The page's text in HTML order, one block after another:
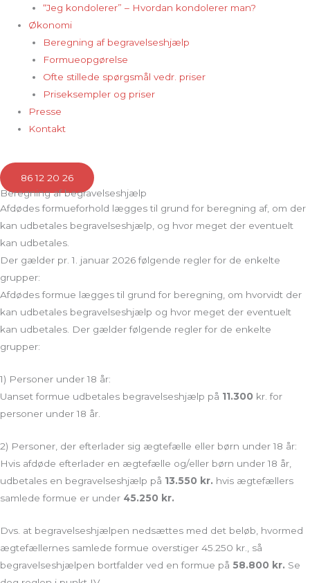
“Jeg kondolerer” – Hvordan kondolerer man?
Økonomi
Beregning af begravelseshjælp
Formueopgørelse
Ofte stillede spørgsmål vedr. priser
Priseksempler og priser
Presse
Kontakt
86 12 20 26
Beregning af begravelseshjælp
Afdødes formueforhold lægges til grund for beregning af, om der
kan udbetales begravelseshjælp, og hvor meget der eventuelt
kan udbetales.
Der gælder pr. 1. januar 2026 følgende regler for de enkelte
grupper:
Afdødes formue lægges til grund for beregning, om hvorvidt der
kan udbetales begravelseshjælp og hvor meget der eventuelt
kan udbetales. Der gælder følgende regler for de enkelte
grupper:
1) Personer under 18 år:
Uanset formue udbetales begravelseshjælp på 11.300 kr. for
personer under 18 år.
2) Personer, der efterlader sig ægtefælle eller børn under 18 år:
Hvis afdøde efterlader en ægtefælle og/eller børn under 18 år,
udbetales en begravelseshjælp på 13.550 kr. hvis ægtefællers
samlede formue er under 45.250 kr.
Dvs. at begravelseshjælpen nedsættes med det beløb, hvormed
ægtefællernes samlede formue overstiger 45.250 kr., så
begravelseshjælpen bortfalder ved en formue på 58.800 kr. Se